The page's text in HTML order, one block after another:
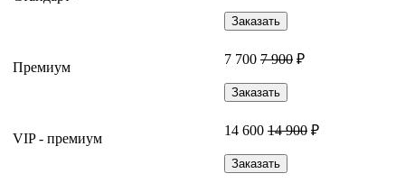
Заказать
Премиум
7 700 7 900 ₽
Заказать
VIP - премиум
14 600 14 900 ₽
Заказать